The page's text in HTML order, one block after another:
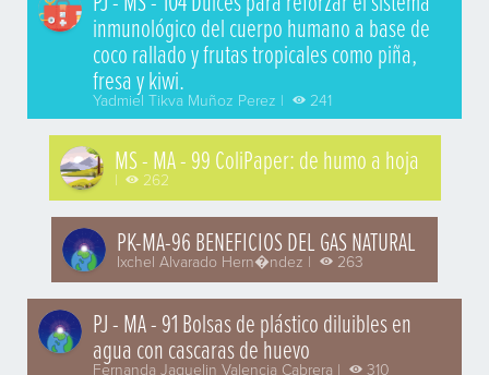
inmunológico del cuerpo humano a base de
coco rallado y frutas tropicales como piña,
fresa y kiwi.
Yadmiel Tikva Muñoz Perez | 241
MS - MA - 99 ColiPaper: de humo a hoja
| 262
PK-MA-96 BENEFICIOS DEL GAS NATURAL
Ixchel Alvarado Hern�ndez | 263
PJ - MA - 91 Bolsas de plástico diluibles en
agua con cascaras de huevo
Fernanda Jaquelin Valencia Cabrera | 310